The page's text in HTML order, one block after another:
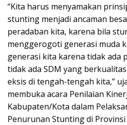
“Kita harus menyamakan
stunting menjadi ancaman
peradaban kita, karena bila
menggerogoti generasi muda
generasi kita karena tidak ada
tidak ada SDM yang
eksis di tengah-tengah kita,”
membuka acara Penilaian
Kabupaten/Kota dalam
Penurunan Stunting di